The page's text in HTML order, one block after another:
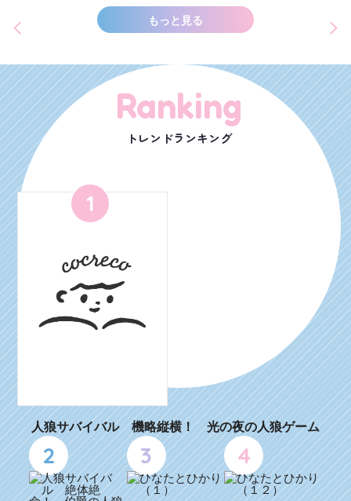
もっと見る
Ranking
トレンドランキング
1
人狼サバイバル 機略縦横！ 光の夜の人狼ゲーム
2 3 4